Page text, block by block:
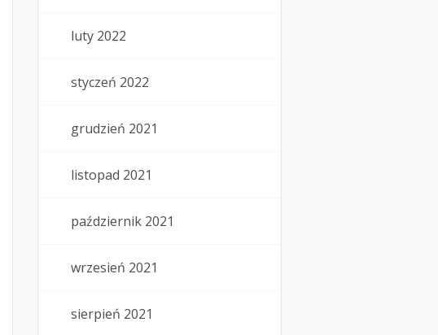
luty 2022
styczeń 2022
grudzień 2021
listopad 2021
październik 2021
wrzesień 2021
sierpień 2021